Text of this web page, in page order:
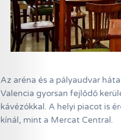
Az aréna és a pályaudvar
Valencia gyorsan fejlődő
kávézókkal. A helyi piacot is
kínál, mint a Mercat Central.